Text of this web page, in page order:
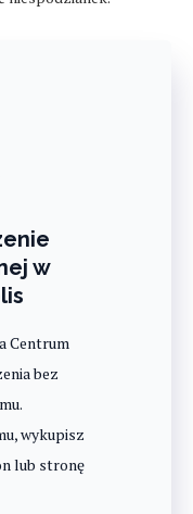
w
Centrum
bez
wykupisz
lub stronę